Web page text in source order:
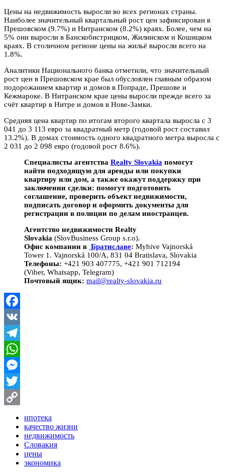
Цены на недвижимость выросли во всех регионах страны.
Наиболее значительный квартальный рост цен зафиксирован в
Прешовском (9.7%) и Нитранском (8.2%) краях. Более, чем на
5% они выросли в Банскобистрицком, Жилинском и Кошицком
краях. В столичном регионе цены на жильё выросли всего на
1.8%.
Аналитики Национального банка отметили, что значительный
рост цен в Прешовском крае был обусловлен главным образом
подорожанием квартир и домов в Попраде, Прешове и
Кежмароке. В Нитранском крае цены выросли прежде всего за
счёт квартир в Нитре и домов в Нове-Замки.
Средняя цена квартир по итогам второго квартала выросла с 3
041 до 3 113 евро за квадратный метр (годовой рост составил
13.2%). В домах стоимость одного квадратного метра выросла с
2 031 до 2 098 евро (годовой рост 8.6%).
Специалисты агентства Realty Slovakia помогут
найти подходящую для аренды или покупки
квартиру или дом, а также окажут поддержку при
заключении сделки: помогут подготовить
соглашение, проверить объект недвижимости,
подписать договор и оформить документы для
регистрации в полиции по делам иностранцев.
Агентство недвижимости Realty
Slovakia (SlovBusiness Group s.r.o).
Офис компании в Братиславе: Myhive Vajnorská
Tower 1. Vajnorská 100/A, 831 04 Bratislava, Slovakia
Телефоны: +421 903 407775, +421 901 712194
(Viber, Whatsapp, Telegram)
Почтовый ящик: mail@realty-slovakia.ru
Facebook
VK
Telegram
WhatsApp
Messenger
Twitter
Link
ипотека
качество жизни
недвижимость
Словакия
цены
экономика